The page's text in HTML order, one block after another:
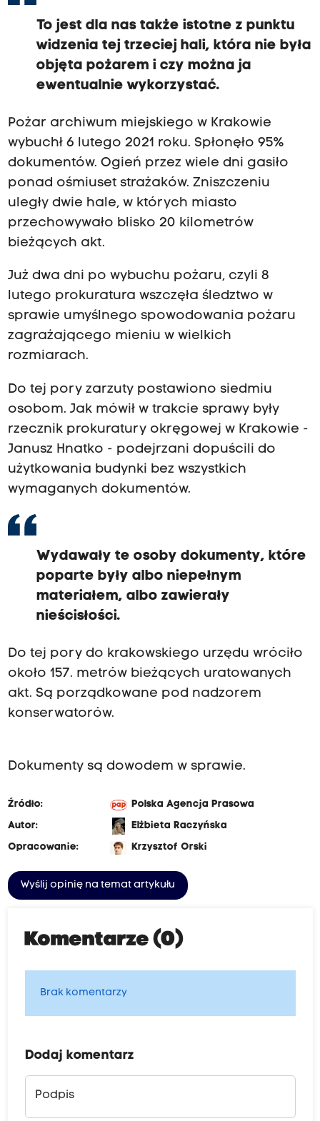
To jest dla nas także istotne z punktu
widzenia tej trzeciej hali, która nie była
objęta pożarem i czy można ja
ewentualnie wykorzystać.
Pożar archiwum miejskiego w Krakowie
wybuchł 6 lutego 2021 roku. Spłonęło 95%
dokumentów. Ogień przez wiele dni gasiło
ponad ośmiuset strażaków. Zniszczeniu
uległy dwie hale, w których miasto
przechowywało blisko 20 kilometrów
bieżących akt.
Już dwa dni po wybuchu pożaru, czyli 8
lutego prokuratura wszczęła śledztwo w
sprawie umyślnego spowodowania pożaru
zagrażającego mieniu w wielkich
rozmiarach.
Do tej pory zarzuty postawiono siedmiu
osobom. Jak mówił w trakcie sprawy były
rzecznik prokuratury okręgowej w Krakowie -
Janusz Hnatko - podejrzani dopuścili do
użytkowania budynki bez wszystkich
wymaganych dokumentów.
Wydawały te osoby dokumenty, które
poparte były albo niepełnym
materiałem, albo zawierały
nieścisłości.
Do tej pory do krakowskiego urzędu wróciło
około 157. metrów bieżących uratowanych
akt. Są porządkowane pod nadzorem
konserwatorów.
Dokumenty są dowodem w sprawie.
Źródło:
Polska Agencja Prasowa
Autor:
Elżbieta Raczyńska
Opracowanie:
Krzysztof Orski
Wyślij opinię na temat artykułu
Komentarze (0)
Brak komentarzy
Dodaj komentarz
Podpis